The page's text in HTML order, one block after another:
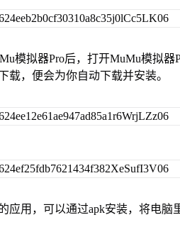
模拟器Pro后，打开MuMu模拟器
载，便会为你自动下载并安装。
应用，可以通过apk安装，将电脑